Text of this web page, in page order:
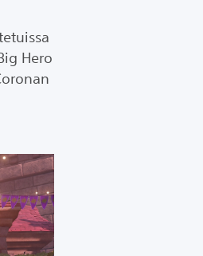
Hero